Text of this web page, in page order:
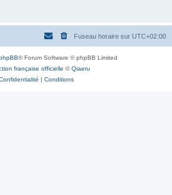
Fuseau horaire sur UTC+02:00
® Forum Software © phpBB Limited
française officielle ©Qiaeru
| Conditions